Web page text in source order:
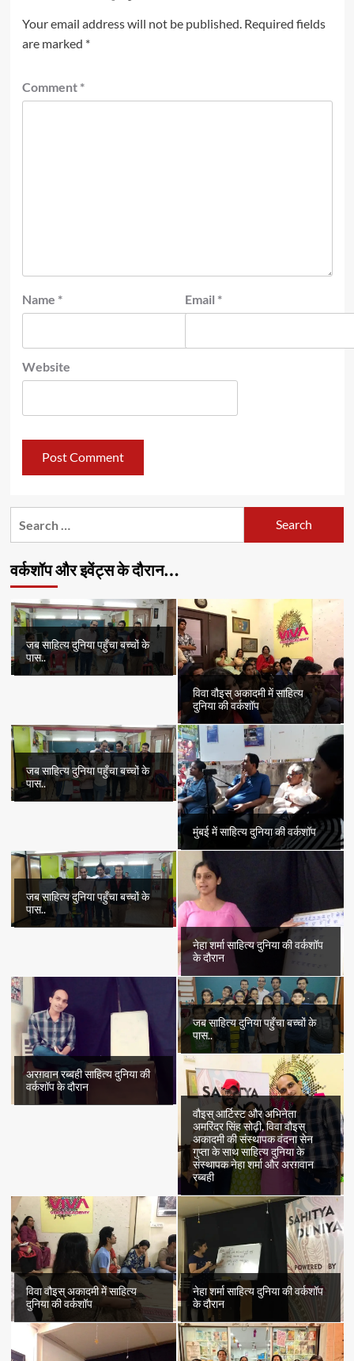
Your email address will not be published. Required fields
are marked *
Comment *
Name * Email *
Website
वर्कशॉप और इवेंट्स के दौरान…
जब साहित्य दुनिया पहुँचा बच्चों के
पास..
विवा वौइस् अकादमी में साहित्य
दुनिया की वर्कशॉप
जब साहित्य दुनिया पहुँचा बच्चों के
पास..
मुंबई में साहित्य दुनिया की वर्कशॉप
जब साहित्य दुनिया पहुँचा बच्चों के
पास..
नेहा शर्मा साहित्य दुनिया की वर्कशॉप
के दौरान
अरग़वान रब्बही साहित्य दुनिया की
वर्कशॉप के दौरान
जब साहित्य दुनिया पहुँचा बच्चों के
पास..
वौइस् आर्टिस्ट और अभिनेता
अमरिंदर सिंह सोढ़ी, विवा वौइस्
अकादमी की संस्थापक वंदना सेन
गुप्ता के साथ साहित्य दुनिया के
संस्थापक नेहा शर्मा और अरग़वान
रब्बही
विवा वौइस् अकादमी में साहित्य
दुनिया की वर्कशॉप
नेहा शर्मा साहित्य दुनिया की वर्कशॉप
के दौरान